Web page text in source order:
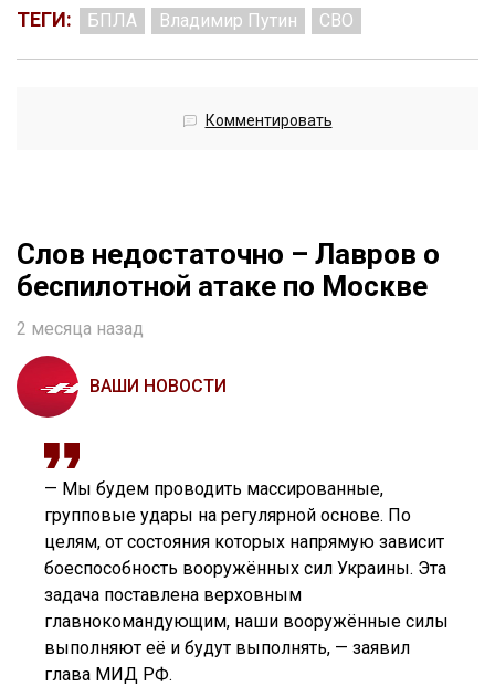
ТЕГИ: БПЛА Владимир Путин СВО
Комментировать
Слов недостаточно – Лавров о
беспилотной атаке по Москве
2 месяца назад
ВАШИ НОВОСТИ
— Мы будем проводить массированные,
групповые удары на регулярной основе. По
целям, от состояния которых напрямую зависит
боеспособность вооружённых сил Украины. Эта
задача поставлена верховным
главнокомандующим, наши вооружённые силы
выполняют её и будут выполнять, — заявил
глава МИД РФ.